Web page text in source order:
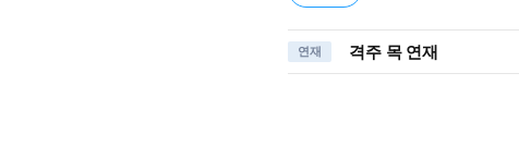
연재 격주 목 연재